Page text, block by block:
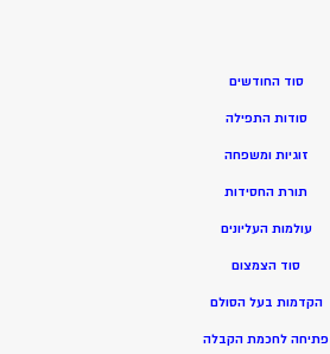
סוד החודשים
סודות התפילה
זוגיות ומשפחה
תורת החסידות
עולמות העליונים
סוד הצמצום
הקדמות בעל הסולם
פתיחה לחכמת הקבלה